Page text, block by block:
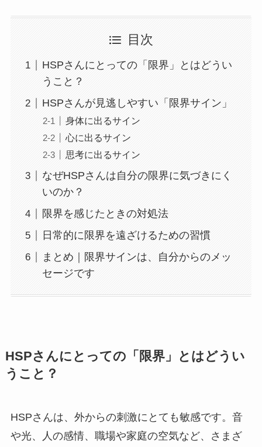
目次
HSPさんにとっての「限界」とはどうい
うこと？
HSPさんが見逃しやすい「限界サイン」
身体に出るサイン
心に出るサイン
思考に出るサイン
なぜHSPさんは自分の限界に気づきにく
いのか？
限界を感じたときの対処法
日常的に限界を遠ざけるための習慣
まとめ｜限界サインは、自分からのメッ
セージです
HSPさんにとっての「限界」とはどうい
うこと？
HSPさんは、外からの刺激にとても敏感です。音
や光、人の感情、職場や家庭の空気など、さまざ